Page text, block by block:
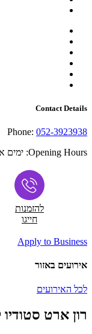
Contact Details
Phone: 052-3923938
Opening Hours: ימים
להזמנות
חייגו
Apply to Business
אירועים באזור
לכל האירועים
רון ארט